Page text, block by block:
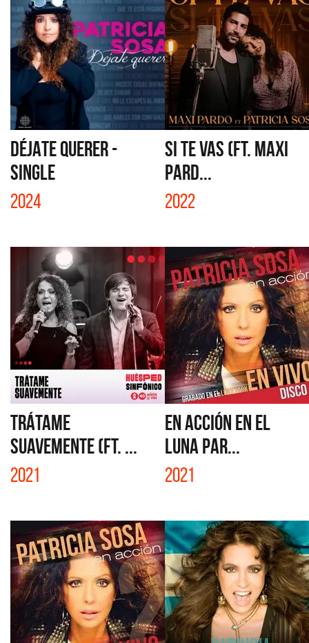
DÉJATE QUERER -
SINGLE
2024
SI TE VAS (FT. MAXI
PARD...
2022
TRÁTAME
SUAVEMENTE (FT. ...
2021
EN ACCIÓN EN EL
LUNA PAR...
2021